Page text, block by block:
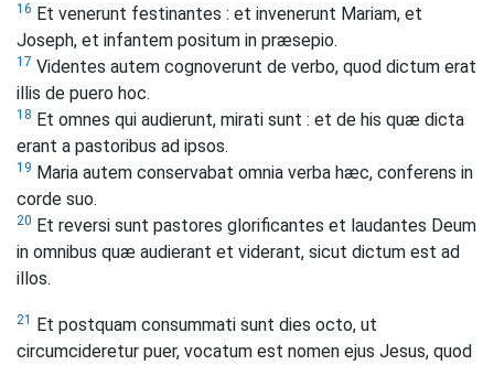
16 Et venerunt festinantes : et invenerunt Mariam, et
Joseph, et infantem positum in præsepio.
17 Videntes autem cognoverunt de verbo, quod dictum erat
illis de puero hoc.
18 Et omnes qui audierunt, mirati sunt : et de his quæ dicta
erant a pastoribus ad ipsos.
19 Maria autem conservabat omnia verba hæc, conferens in
corde suo.
20 Et reversi sunt pastores glorificantes et laudantes Deum
in omnibus quæ audierant et viderant, sicut dictum est ad
illos.
21 Et postquam consummati sunt dies octo, ut
circumcideretur puer, vocatum est nomen ejus Jesus, quod